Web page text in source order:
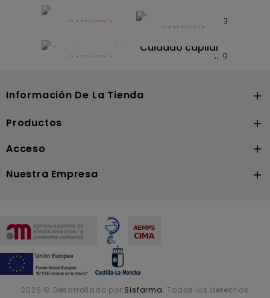
Alimentación
infantilCATEGORÍA
Dermocosmética
CATEGORÍA
Solares
CATEGORÍA
Cuidado capilar
Información De La Tienda 
Productos 
Acceso 
Nuestra Empresa 
2026 © Desarrollado por Sisfarma. Todos los derechos